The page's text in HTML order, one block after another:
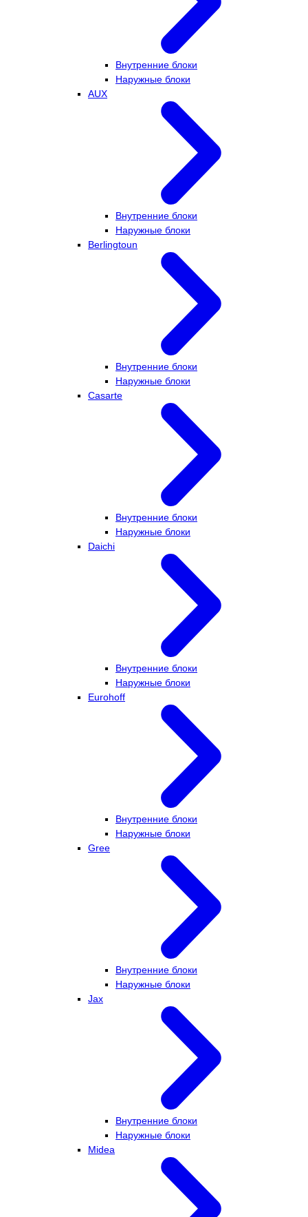
Внутренние блоки
Наружные блоки
AUX
Внутренние блоки
Наружные блоки
Berlingtoun
Внутренние блоки
Наружные блоки
Casarte
Внутренние блоки
Наружные блоки
Daichi
Внутренние блоки
Наружные блоки
Eurohoff
Внутренние блоки
Наружные блоки
Gree
Внутренние блоки
Наружные блоки
Jax
Внутренние блоки
Наружные блоки
Midea